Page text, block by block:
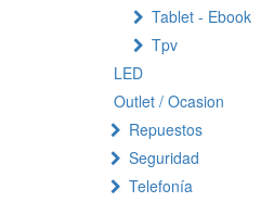
Tablet - Ebook
Tpv
LED
Outlet / Ocasion
Repuestos
Seguridad
Telefonía